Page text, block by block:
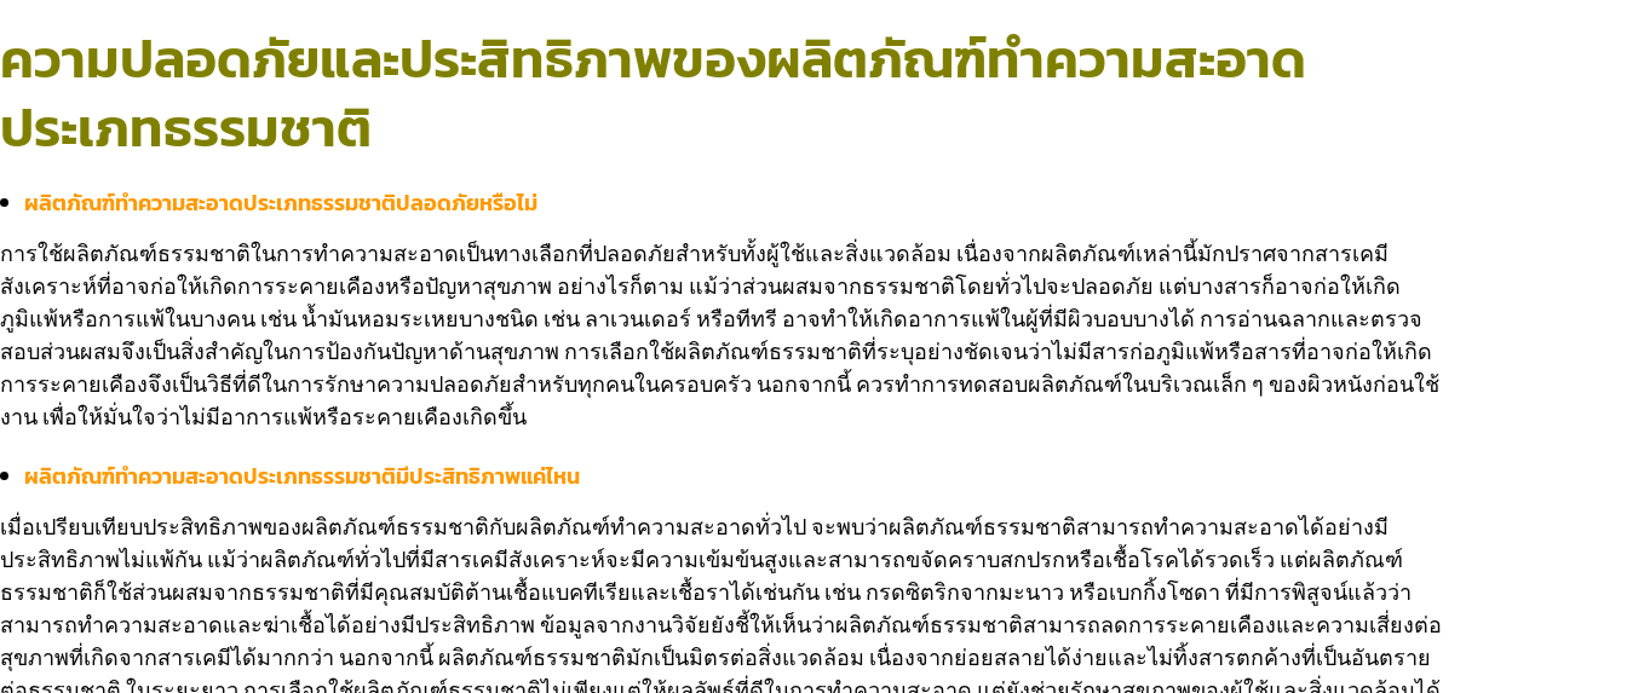
ความปลอดภัยและประสิทธิภาพของผลิตภัณฑ์ทำความสะอาด
ประเภทธรรมชาติ
ผลิตภัณฑ์ทำความสะอาดประเภทธรรมชาติปลอดภัยหรือไม่
การใช้ผลิตภัณฑ์ธรรมชาติในการทำความสะอาดเป็นทางเลือกที่ปลอดภัยสำหรับทั้งผู้ใช้และสิ่งแวดล้อม เนื่องจากผลิตภัณฑ์เหล่านี้มักปราศจากสารเคมี
สังเคราะห์ที่อาจก่อให้เกิดการระคายเคืองหรือปัญหาสุขภาพ อย่างไรก็ตาม แม้ว่าส่วนผสมจากธรรมชาติโดยทั่วไปจะปลอดภัย แต่บางสารก็อาจก่อให้เกิด
ภูมิแพ้หรือการแพ้ในบางคน เช่น น้ำมันหอมระเหยบางชนิด เช่น ลาเวนเดอร์ หรือทีทรี อาจทำให้เกิดอาการแพ้ในผู้ที่มีผิวบอบบางได้ การอ่านฉลากและตรวจ
สอบส่วนผสมจึงเป็นสิ่งสำคัญในการป้องกันปัญหาด้านสุขภาพ การเลือกใช้ผลิตภัณฑ์ธรรมชาติที่ระบุอย่างชัดเจนว่าไม่มีสารก่อภูมิแพ้หรือสารที่อาจก่อให้เกิด
การระคายเคืองจึงเป็นวิธีที่ดีในการรักษาความปลอดภัยสำหรับทุกคนในครอบครัว นอกจากนี้ ควรทำการทดสอบผลิตภัณฑ์ในบริเวณเล็ก ๆ ของผิวหนังก่อนใช้
งาน เพื่อให้มั่นใจว่าไม่มีอาการแพ้หรือระคายเคืองเกิดขึ้น
ผลิตภัณฑ์ทำความสะอาดประเภทธรรมชาติมีประสิทธิภาพแค่ไหน
เมื่อเปรียบเทียบประสิทธิภาพของผลิตภัณฑ์ธรรมชาติกับผลิตภัณฑ์ทำความสะอาดทั่วไป จะพบว่าผลิตภัณฑ์ธรรมชาติสามารถทำความสะอาดได้อย่างมี
ประสิทธิภาพไม่แพ้กัน แม้ว่าผลิตภัณฑ์ทั่วไปที่มีสารเคมีสังเคราะห์จะมีความเข้มข้นสูงและสามารถขจัดคราบสกปรกหรือเชื้อโรคได้รวดเร็ว แต่ผลิตภัณฑ์
ธรรมชาติก็ใช้ส่วนผสมจากธรรมชาติที่มีคุณสมบัติต้านเชื้อแบคทีเรียและเชื้อราได้เช่นกัน เช่น กรดซิตริกจากมะนาว หรือเบกกิ้งโซดา ที่มีการพิสูจน์แล้วว่า
สามารถทำความสะอาดและฆ่าเชื้อได้อย่างมีประสิทธิภาพ ข้อมูลจากงานวิจัยยังชี้ให้เห็นว่าผลิตภัณฑ์ธรรมชาติสามารถลดการระคายเคืองและความเสี่ยงต่อ
สุขภาพที่เกิดจากสารเคมีได้มากกว่า นอกจากนี้ ผลิตภัณฑ์ธรรมชาติมักเป็นมิตรต่อสิ่งแวดล้อม เนื่องจากย่อยสลายได้ง่ายและไม่ทิ้งสารตกค้างที่เป็นอันตราย